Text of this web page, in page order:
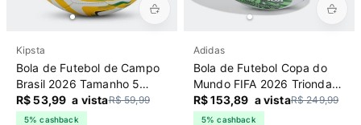
Kipsta
Bola de Futebol de Campo
Brasil 2026 Tamanho 5
Kipsta Amarela
R$ 53,99 a vistaR$ 59,99
5% cashback
Adidas
Bola de Futebol Copa do
Mundo FIFA 2026 Trionda
Training Adidas Branca
R$ 153,89 a vistaR$ 249,99
5% cashback